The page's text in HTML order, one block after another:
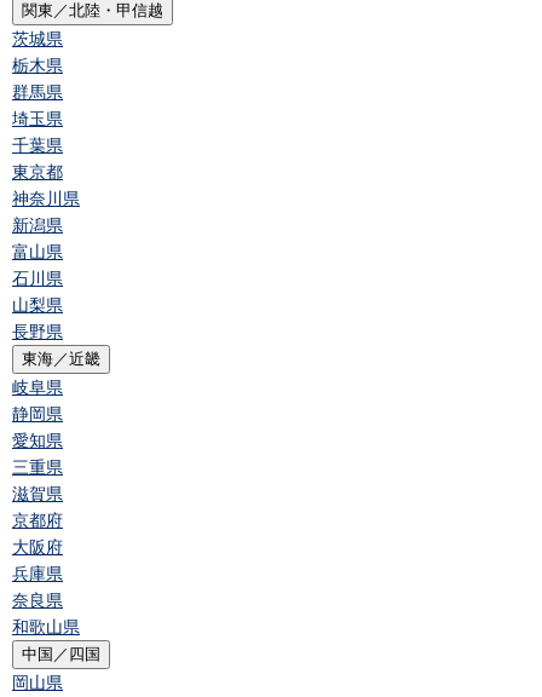
関東／北陸・甲信越
茨城県
栃木県
群馬県
埼玉県
千葉県
東京都
神奈川県
新潟県
富山県
石川県
山梨県
長野県
東海／近畿
岐阜県
静岡県
愛知県
三重県
滋賀県
京都府
大阪府
兵庫県
奈良県
和歌山県
中国／四国
岡山県